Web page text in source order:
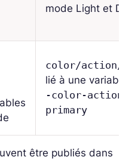
mode Light et Dark
color/action/
lié à une variable
-color-action-
primary
être publiés dans